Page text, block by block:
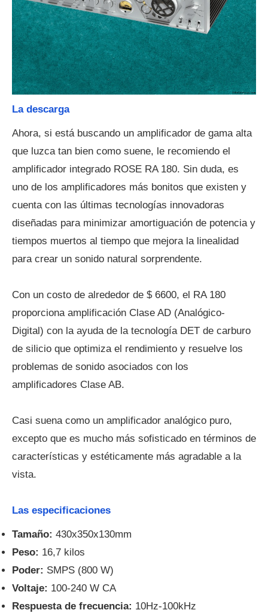
La descarga
Ahora, si está buscando un amplificador de gama alta
que luzca tan bien como suene, le recomiendo el
amplificador integrado ROSE RA 180. Sin duda, es
uno de los amplificadores más bonitos que existen y
cuenta con las últimas tecnologías innovadoras
diseñadas para minimizar amortiguación de potencia y
tiempos muertos al tiempo que mejora la linealidad
para crear un sonido natural sorprendente.
Con un costo de alrededor de $ 6600, el RA 180
proporciona amplificación Clase AD (Analógico-
Digital) con la ayuda de la tecnología DET de carburo
de silicio que optimiza el rendimiento y resuelve los
problemas de sonido asociados con los
amplificadores Clase AB.
Casi suena como un amplificador analógico puro,
excepto que es mucho más sofisticado en términos de
características y estéticamente más agradable a la
vista.
Las especificaciones
Tamaño: 430x350x130mm
Peso: 16,7 kilos
Poder: SMPS (800 W)
Voltaje: 100-240 W CA
Respuesta de frecuencia: 10Hz-100kHz